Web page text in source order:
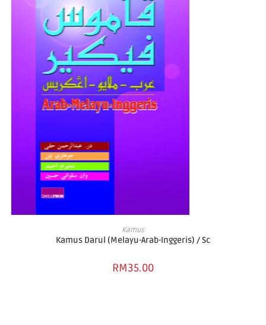
ADD TO CART
Kamus
Kamus Darul (Melayu-Arab-Inggeris) / Sc
RM35.00